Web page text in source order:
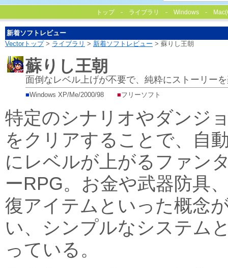
トップ ライブラリ Windows
新着ソフトレビュー
Vectorトップ> ライブラリ > 新着ソフトレビュー > 蘇りし王朝
蘇りし王朝
面倒なレベル上げが不要で、純粋にストーリー
■Windows XP/Me/2000/98 ■フリーソフト
特定のシナリオやダンジ
をクリアすることで、自
にレベルが上がるファン
ーRPG。お金や武器防具
復アイテムといった概念
い、シンプルなシステム
っている。